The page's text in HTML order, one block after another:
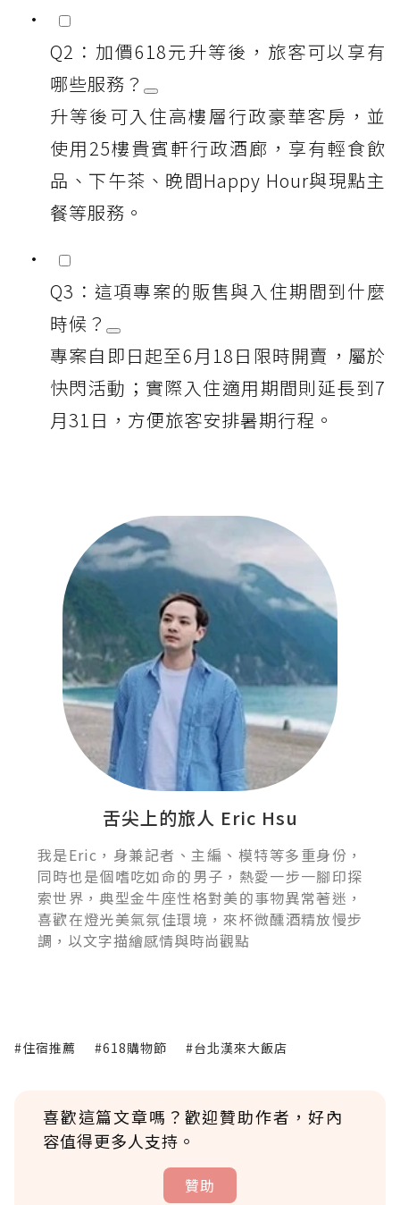
Q2：加價618元升等後，旅客可以享有
哪些服務？
升等後可入住高樓層行政豪華客房，並
使用25樓貴賓軒行政酒廊，享有輕食飲
品、下午茶、晚間Happy Hour與現點主
餐等服務。
Q3：這項專案的販售與入住期間到什麼
時候？
專案自即日起至6月18日限時開賣，屬於
快閃活動；實際入住適用期間則延長到7
月31日，方便旅客安排暑期行程。
舌尖上的旅人 Eric Hsu
我是Eric，身兼記者、主編、模特等多重身份，
同時也是個嗜吃如命的男子，熱愛一步一腳印探
索世界，典型金牛座性格對美的事物異常著迷，
喜歡在燈光美氣氛佳環境，來杯微醺酒精放慢步
調，以文字描繪感情與時尚觀點
#住宿推薦 #618購物節 #台北漢來大飯店
喜歡這篇文章嗎？歡迎贊助作者，好內
容值得更多人支持。
贊助